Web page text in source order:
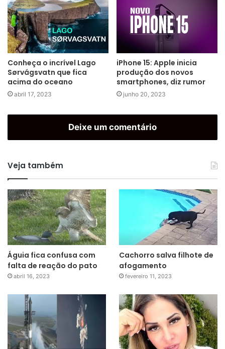
Conheça o incrível Lago
Sørvágsvatn que fica
acima do oceano
abril 17, 2023
iPhone 15: Apple inicia
produção dos novos
smartphones, diz rumor
junho 20, 2023
Deixe um comentário
Veja também
Águia fica confusa com
falta de reação do pato
abril 16, 2023
Cachorro salva filhote de
afogamento
fevereiro 11, 2023